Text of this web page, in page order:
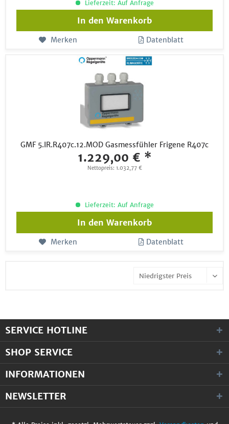
Lieferzeit: Auf Anfrage
In den Warenkorb
Merken Datenblatt
GMF 5.IR.R407c.12.MOD Gasmessfühler Frigene R407c
1.229,00 € *
Nettopreis: 1.032,77 €
Lieferzeit: Auf Anfrage
In den Warenkorb
Merken Datenblatt
SERVICE HOTLINE
SHOP SERVICE
INFORMATIONEN
NEWSLETTER